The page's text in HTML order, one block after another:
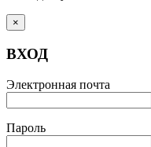
×
ВХОД
Электронная почта
Пароль